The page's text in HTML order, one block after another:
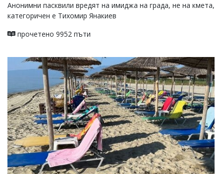
Анонимни пасквили вредят на имиджа на града, не на кмета,
категоричен е Тихомир Янакиев
прочетено 9952 пъти